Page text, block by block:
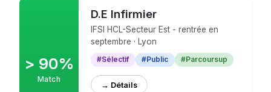
> 90%
Match
D.E Infirmier
IFSI HCL-Secteur Est - rentrée en
septembre · Lyon
#Sélectif #Public #Parcoursup
→ Détails